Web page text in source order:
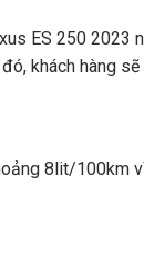
ES 250
khách hàng
8lit/100km